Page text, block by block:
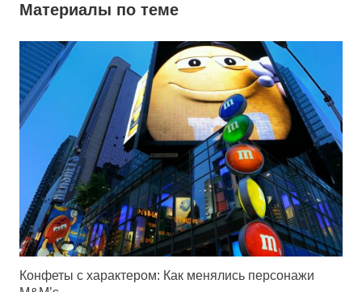
Материалы по теме
Конфеты с характером: Как менялись персонажи